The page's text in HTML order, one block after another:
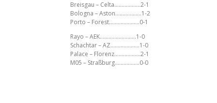
Breisgau – Celta………………2-1
Bologna – Aston………………1-2
Porto – Forest…………………0-1
Rayo – AEK…………………….1-0
Schachtar – AZ………………..1-0
Palace – Florenz………………2-1
M05 – Straßburg……………..0-0